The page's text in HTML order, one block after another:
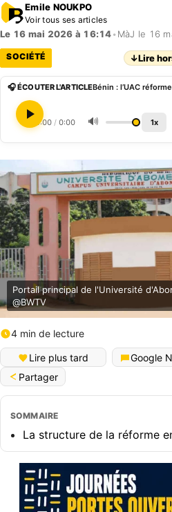
Emile NOUKPO
Voir tous ses articles
Le 16 mai 2026 à 16:14• MàJ le 16
SOCIÉTÉ ↓Lire
🎧 ÉCOUTER L'ARTICLE
0:00 / 0:00 🔊 1x
Portail principal de l'Université
@BWTV
4 min de lecture
Lire plus tard Google
Partager
SOMMAIRE
La structure de la réforme